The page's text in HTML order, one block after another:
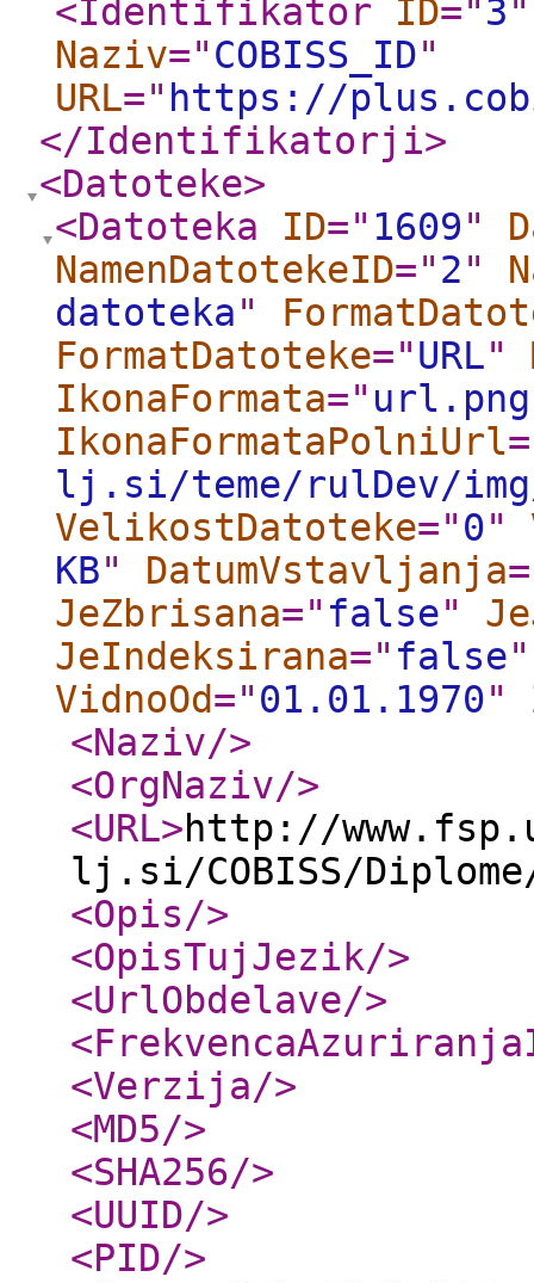
<Identifikator ID="3"
Naziv="COBISS_ID"
URL=" https://
</Identifikatorji>
<Datoteke>
<Datoteka
ID=" 1609"
NamenDatotekeID="2"
datoteka"
FormatDatoteke="URL"
IkonaFormata=" url.png
IkonaFormataPolniUrl
lj.si/teme/rulDev/
VelikostDatoteke="0"
KB" DatumVstavljanja
JeZbrisana=" false"
JeIndeksirana=" false"
VidnoOd="01.01.1970"
<Naziv/>
<OrgNaziv/>
<URL>http://
lj.si/COBISS/
<Opis/>
<OpisTujJezik/>
<UrlObdelave/>
<Verzija/>
<MD5/>
<SHA256/>
<UUID/>
<PID/>